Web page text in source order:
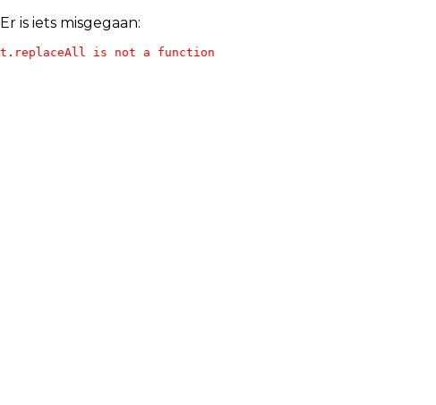
Er is iets misgegaan:
t.replaceAll is not a function